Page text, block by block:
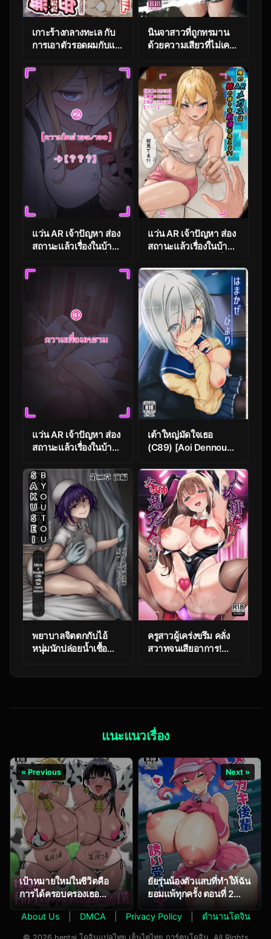
เกาะร้างกลางทะเล กับ
การเอาตัวรอดผมกับแม่
Mujintou
นินจาสาวที่ถูกทรมาน
ด้วยความเสียวที่ไม่เคย
แว่น AR เจ้าปัญหา ส่อง
สถานะแล้วเรื่องในบ้าน
[Pz-x] My AR
various stats about
my foster sister
แว่น AR เจ้าปัญหา ส่อง
สถานะแล้วเรื่องในบ้าน
[Pz-x] My AR
glasses can see
various stats about
my foster sister
แว่น AR เจ้าปัญหา ส่อง
สถานะแล้วเรื่องในบ้าน
[Pz-x] My AR
glasses can see
various stats about
my foster sister
เต้าใหญ่มัดใจเธอ
(C89) [Aoi Dennou
Hamakaze Biyori
(Kantai Collection -
KanColle-)
พยาบาลจิตตกกับไอ้
หนุ่มนักปล่อยน้ำเชื้อ
Saiaku no Nurse
Shasei Kanri Seikatsu
ครูสาวผู้เคร่งขรึม คลั่ง
สวาทจนเสียอาการ!
Acme
แนะแนวเรื่อง
« Previous
เป้าหมายใหม่ในชีวิตคือ
การได้ครอบครองเธอ
(NoriPachi)
Next »
ยัยรุ่นน้องตัวแสบที่ทำให้ฉัน
ยอมแพ้ทุกครั้ง ตอนที่ 2
(Shake)
About Us DMCA Privacy Policy ตำนานโดจิน